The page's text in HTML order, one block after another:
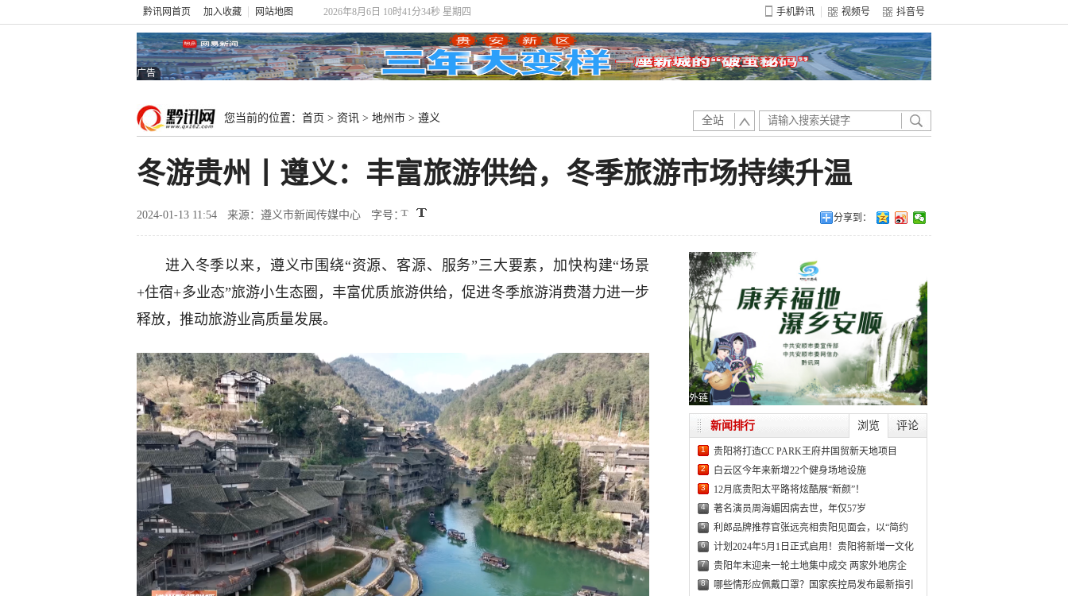
黔讯网首页 加入收藏 网站地图 2026年8月6日 10时41分35秒 星期四 手机黔讯 视频号 抖音号
广告
您当前的位置： 首页 > 资讯 > 地州市 > 遵义 全站
冬游贵州丨遵义：丰富旅游供给，冬季旅游市场持续升温
2024-01-13 11:54 来源：遵义市新闻传媒中心 字号： 分享到：
进入冬季以来，遵义市围绕“资源、客源、服务”三大要素，加快构建“场景
+住宿+多业态”旅游小生态圈，丰富优质旅游供给，促进冬季旅游消费潜力进一步
释放，推动旅游业高质量发展。
外链
浏览 评论
新闻排行
1 贵阳将打造CC PARK王府井国贸新天地项目
2 白云区今年来新增22个健身场地设施
3 12月底贵阳太平路将炫酷展“新颜”！
4 著名演员周海媚因病去世，年仅57岁
5 利郎品牌推荐官张远亮相贵阳见面会，以“简约
6 计划2024年5月1日正式启用！贵阳将新增一文化
7 贵阳年末迎来一轮土地集中成交 两家外地房企
8 哪些情形应佩戴口罩？国家疾控局发布最新指引